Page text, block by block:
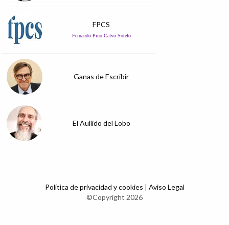
FPCS
Fernando Pino Calvo Sotelo
Ganas de Escribir
El Aullido del Lobo
Política de privacidad y cookies | Aviso Legal
©Copyright 2026